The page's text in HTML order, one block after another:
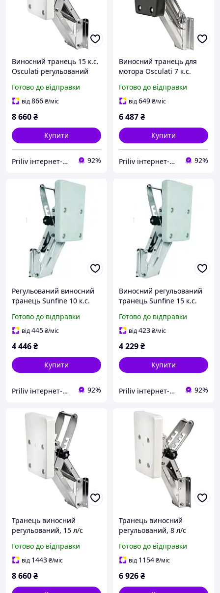
Виносний транець 15 к.с.
Osculati регульований
навантаження 40 кг для
човнів
Готово до відправки
від866₴/міс
8 660₴
Купити
Priliv інтернет-магазин 92%
Виносний транець для
мотора Osculati 7 к.с.
максимум 25 кг проста
установка та надійність
Готово до відправки
від649₴/міс
6 487₴
Купити
Priliv інтернет-магазин 92%
Регульований виносний
транець Sunfine 10 к.с.
білий пластик 110x140 мм
190x260 мм
Готово до відправки
від445₴/міс
4 446₴
Купити
Priliv інтернет-магазин 92%
Виносний регульований
транець Sunfine 15 к.с.
260 мм вага 40 кг
Готово до відправки
від423₴/міс
4 229₴
Купити
Priliv інтернет-магазин 92%
Транець виносний
регульований, 15 л/с
(47.376.10)
Готово до відправки
від 1443₴/міс
8 660₴
Транець виносний
регульований, 8 л/с
(47.376.11)
Готово до відправки
від 1154₴/міс
6 926₴